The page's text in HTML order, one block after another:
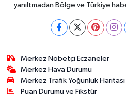
yanıltmadan Bölge ve Türkiye
Merkez Nöbetçi Eczaneler
Merkez Hava Durumu
Merkez Trafik Yoğunluk Haritası
Puan Durumu ve Fikstür